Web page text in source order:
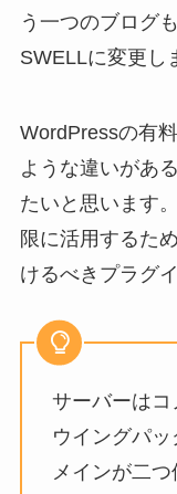
う一つのブログも
SWELLに変更し
WordPressの有
ような違いがあ
たいと思います
限に活用するた
けるべきプラグ
サーバーはコ
ウイングパ
メインが二